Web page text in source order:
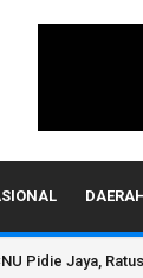
Sebelum